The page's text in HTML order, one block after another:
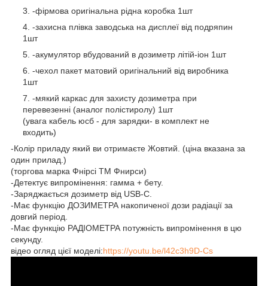
-фірмова оригінальна рідна коробка 1шт
-захисна плівка заводська на дисплеї від подряпин
1шт
-акумулятор вбудований в дозиметр літій-іон 1шт
-чехол пакет матовий оригінальний від виробника
1шт
-мякий каркас для захисту дозиметра при
перевезенні (аналог полістиролу) 1шт
(увага кабель юсб - для зарядки- в комплект не
входить)
-Колір приладу який ви отримаєте Жовтий. (ціна вказана за
один прилад.)
(торгова марка Фнірсі ТМ Фнирси)
-Детектує випромінення: гамма + бету.
-Заряджається дозиметр від USB-C.
-Має функцію ДОЗИМЕТРА накопиченої дози радіації за
довгий період.
-Має функцію РАДІОМЕТРА потужність випромінення в цю
секунду.
​відео огляд цієї моделі:https://youtu.be/l42c3h9D-Cs